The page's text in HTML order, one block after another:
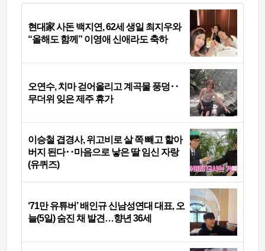
현대家 사돈 백지연, 62세 생일 최지우와
“올해도 함께” 이영애 신애라도 축하
오연수, 치마 걷어올리고 계곡물 풍덩‥
무더위 잊은 제주 휴가
이승철 겹경사, 위고비로 살 쪽 빼고 할아
버지 된다‥마음으로 낳은 딸 임신 자랑
(유퀴즈)
‘71만 유튜버’ 배인규 신남성연대 대표, 오
늘(5일) 숨진 채 발견…향년 36세